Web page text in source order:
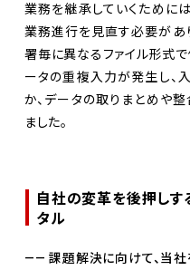
業務を継承していくために
業務進行を見直す必要があ
署毎に異なるファイル形式
ータの重複入力が発生し、
か、データの取りまとめや
ました。
自社の変革を後押しす
タル
—— 課題解決に向けて、当